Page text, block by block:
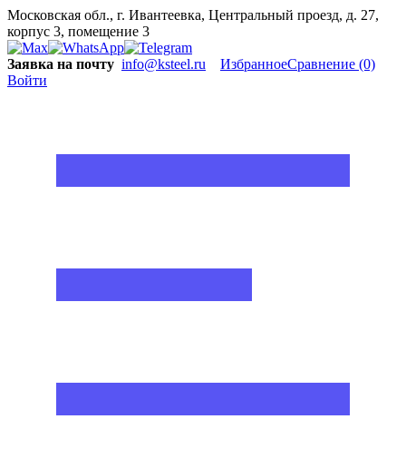
Московская обл., г. Ивантеевка, Центральный проезд, д. 27,
корпус 3, помещение 3
Заявка на почту info@ksteel.ru ИзбранноеСравнение (0)
Войти